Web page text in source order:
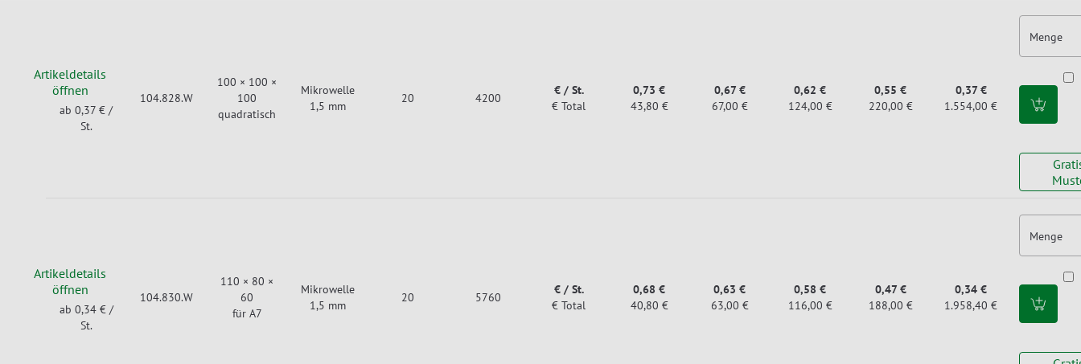
Artikeldetails
öffnen
ab 0,37 € /
St.
104.828.W
100 × 100 ×
100
quadratisch
Mikrowelle
1,5 mm
20 4200
€ / St.
€ Total
0,73 €
43,80 €
0,67 €
67,00 €
0,62 €
124,00 €
0,55 €
220,00 €
0,37 €
1.554,00 €
Menge
Artikeldetails
öffnen
ab 0,34 € /
St.
104.830.W
110 × 80 ×
60
für A7
Mikrowelle
1,5 mm
20 5760
€ / St.
€ Total
0,68 €
40,80 €
0,63 €
63,00 €
0,58 €
116,00 €
0,47 €
188,00 €
0,34 €
1.958,40 €
Menge